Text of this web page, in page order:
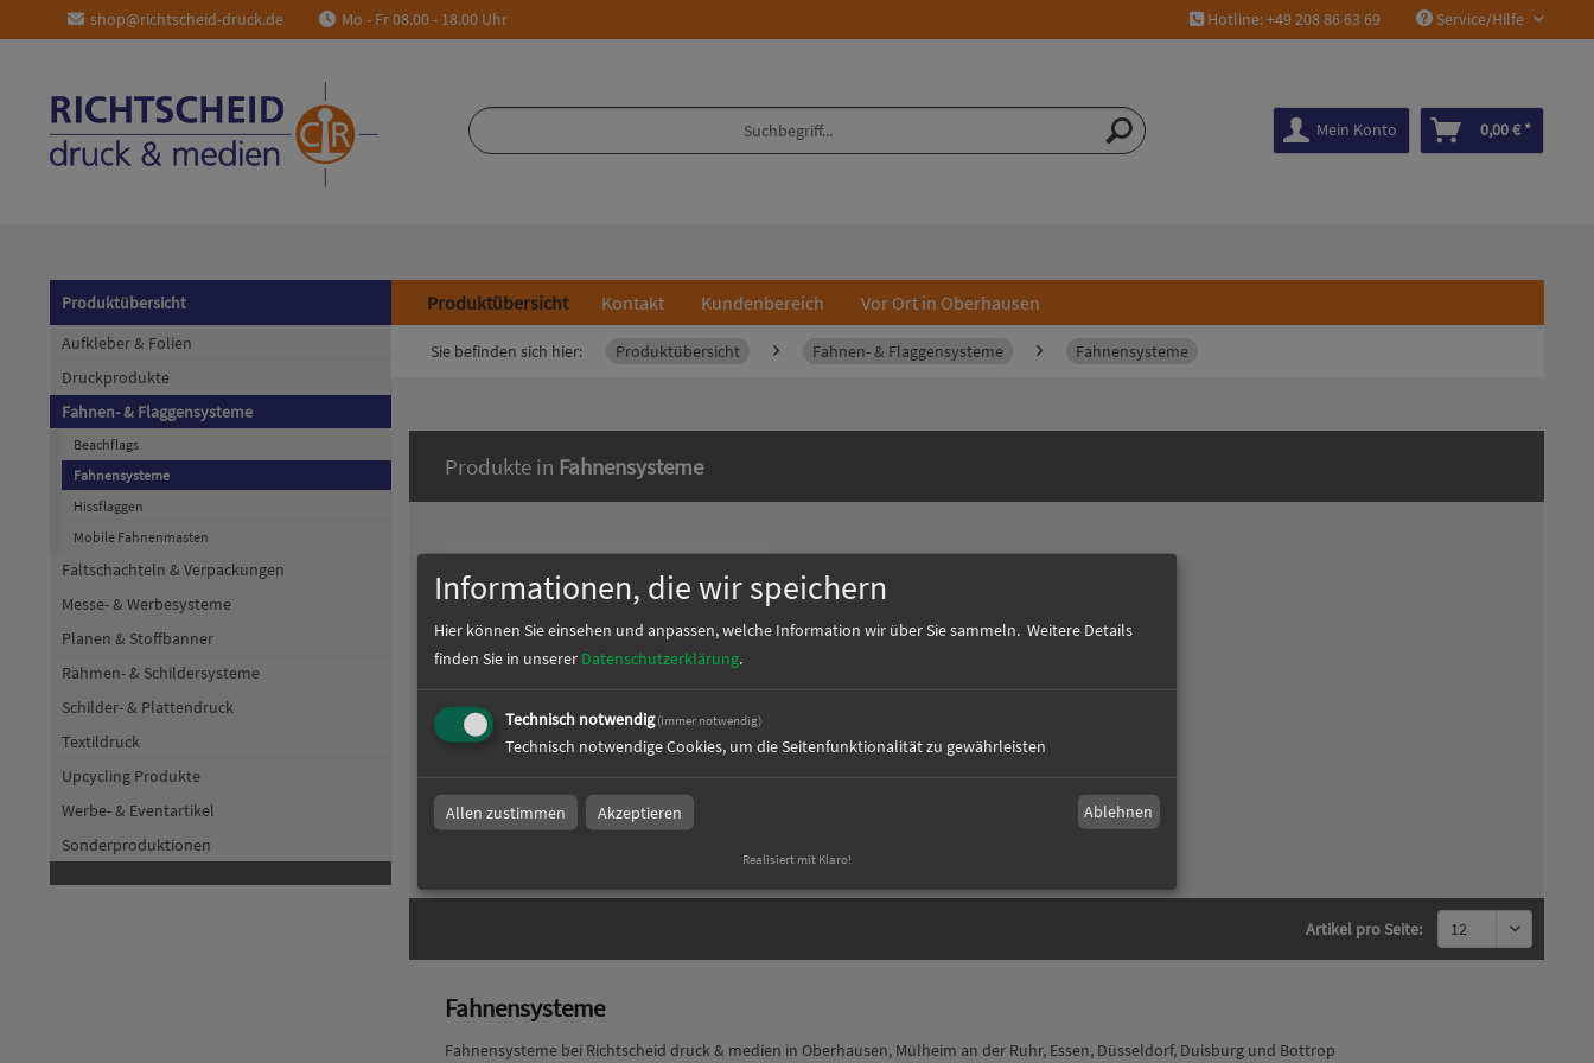
shop@richtscheid-druck.de Mo - Fr 08.00 - 18.00 Uhr Hotline: +49 208 86 63 69 Service/Hilfe
Mein Konto 0,00 € *
Produktübersicht
Aufkleber & Folien
Druckprodukte
Fahnen- & Flaggensysteme
Beachflags
Fahnensysteme
Hissflaggen
Mobile Fahnenmasten
Faltschachteln & Verpackungen
Messe- & Werbesysteme
Planen & Stoffbanner
Rahmen- & Schildersysteme
Schilder- & Plattendruck
Textildruck
Upcycling Produkte
Werbe- & Eventartikel
Sonderproduktionen
Produktübersicht Kontakt Kundenbereich Vor Ort in Oberhausen
Sie befinden sich hier: Produktübersicht Fahnen- & Flaggensysteme Fahnensysteme
Produkte in Fahnensysteme
Fahnensystem Mistral
Artikel pro Seite:
Fahnensysteme
Fahnensysteme bei Richtscheid druck & medien in Oberhausen, Mülheim an der Ruhr, Essen, Düsseldorf, Duisburg und Bottrop
Informationen, die wir speichern
Hier können Sie einsehen und anpassen, welche Information wir über Sie sammeln. Weitere Details
finden Sie in unserer Datenschutzerklärung.
Technisch notwendig (immer notwendig)
Technisch notwendige Cookies, um die Seitenfunktionalität zu gewährleisten
Allen zustimmen Akzeptieren Ablehnen
Realisiert mit Klaro!